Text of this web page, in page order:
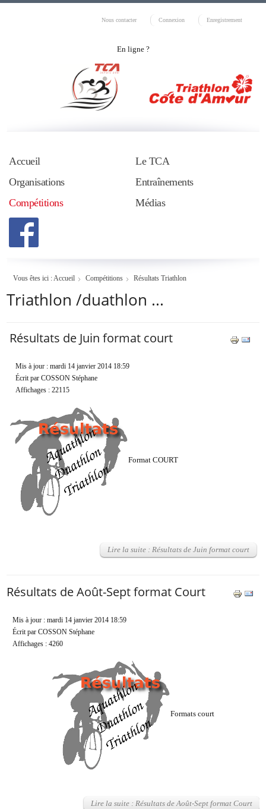
Nous contacter Connexion Enregistrement
En ligne ?
Accueil
Le TCA
Organisations
Entraînements
Compétitions
Médias
Vous êtes ici :Accueil Compétitions Résultats Triathlon
Triathlon /duathlon ...
Résultats de Juin format court
Mis à jour : mardi 14 janvier 2014 18:59
Écrit par COSSON Stéphane
Affichages : 22115
Format COURT
Lire la suite : Résultats de Juin format court
Résultats de Août-Sept format Court
Mis à jour : mardi 14 janvier 2014 18:59
Écrit par COSSON Stéphane
Affichages : 4260
Formats court
Lire la suite : Résultats de Août-Sept format Court